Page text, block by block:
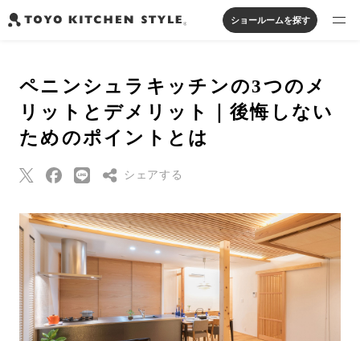
オープンキッチン
アイランドキッチン
ペニンシュラキッチン
壁付けキッチン
対面キッチン
セパレートキッチン
並列型キッチン
システムキッチン
家具・照明・タイル
バス・洗面
実例から探す
オンラインストア
お知らせ
カタログを見る
ショールームを探す
ペニンシュラキッチンの3つのメ
リットとデメリット｜後悔しない
ためのポイントとは
シェアする
Threads
Pinterest
はてなブックマー
Eメールで送信